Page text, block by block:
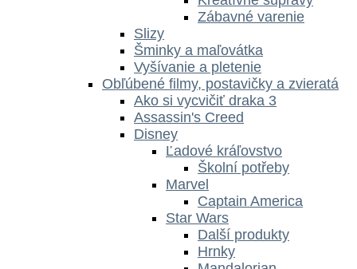
Zábavné varenie
Slizy
Šminky a maľovátka
Vyšívanie a pletenie
Obľúbené filmy, postavičky a zvieratá
Ako si vycvičiť draka 3
Assassin's Creed
Disney
Ľadové kráľovstvo
Školní potřeby
Marvel
Captain America
Star Wars
Další produkty
Hrnky